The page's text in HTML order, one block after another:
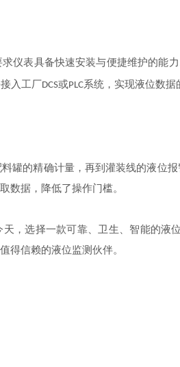
仪表具备快速安装与便捷维护的能力
入工厂DCS或PLC系统，实现液位数据
罐的精确计量，再到灌装线的液位报
数据，降低了操作门槛。
，选择一款可靠、卫生、智能的液
得信赖的液位监测伙伴。